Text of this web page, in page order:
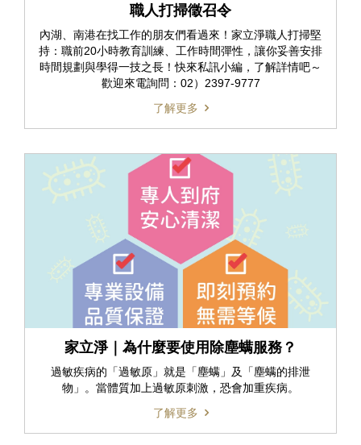
職人打掃徵召令
內湖、南港在找工作的朋友們看過來！家立淨職人打掃堅
持：職前20小時教育訓練、工作時間彈性，讓你妥善安排
時間規劃與學得一技之長！快來私訊小編，了解詳情吧～
歡迎來電詢問：02）2397-9777
了解更多
家立淨｜為什麼要使用除塵螨服務？
過敏疾病的「過敏原」就是「塵螨」及「塵螨的排泄
物」。當體質加上過敏原刺激，恐會加重疾病。
了解更多